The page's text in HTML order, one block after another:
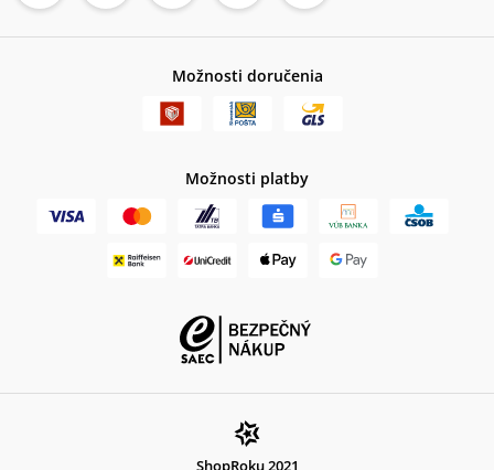
Možnosti doručenia
Možnosti platby
ShopRoku 2021